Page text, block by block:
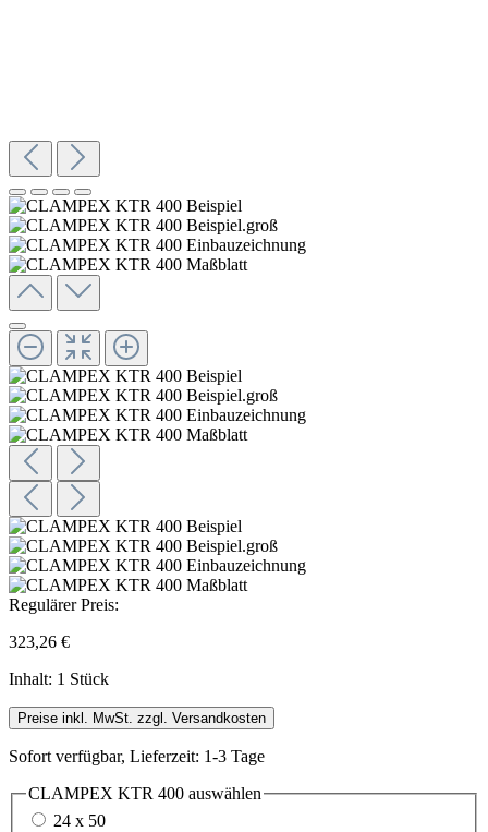
Regulärer Preis:
323,26 €
Inhalt: 1 Stück
Preise inkl. MwSt. zzgl. Versandkosten
Sofort verfügbar, Lieferzeit: 1-3 Tage
CLAMPEX KTR 400 auswählen
24 x 50